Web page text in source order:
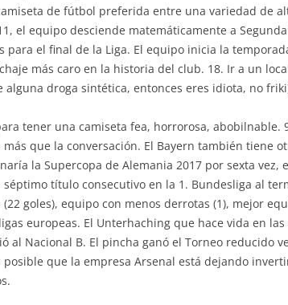
de fútbol preferida entre una variedad de
el equipo desciende matemáticamente a
para el final de la Liga. El equipo inicia la
más caro en la historia del club. 18. Ir a un
alguna droga sintética, entonces eres idiota, no
tener una camiseta fea, horrorosa, abobilnable.
que la conversación. El Bayern también tiene
la Supercopa de Alemania 2017 por sexta
título consecutivo en la 1. Bundesliga al
goles), equipo con menos derrotas (1), mejor
europeas. El Unterhaching que hace vida en
al Nacional B. El pincha ganó el Torneo reducido
que la empresa Arsenal está dejando